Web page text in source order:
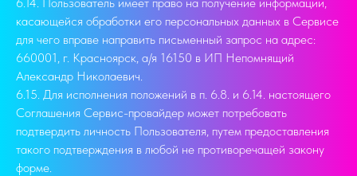
касающейся обработки его персональных данных в Сервисе
для чего вправе направить письменный запрос на адрес:
660001, г. Красноярск, а/я 16150 в ИП Непомнящий
Александр Николаевич.
6.15. Для исполнения положений в п. 6.8. и 6.14. настоящего
Соглашения Сервис-провайдер может потребовать
подтвердить личность Пользователя, путем предоставления
такого подтверждения в любой не противоречащей закону
форме.